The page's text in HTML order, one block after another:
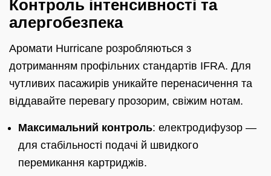
Контроль інтенсивності та
алергобезпека
Аромати Hurricane розробляються з
дотриманням профільних стандартів IFRA. Для
чутливих пасажирів уникайте перенасичення та
віддавайте перевагу прозорим, свіжим нотам.
Максимальний контроль: електродифузор —
для стабільності подачі й швидкого
перемикання картриджів.